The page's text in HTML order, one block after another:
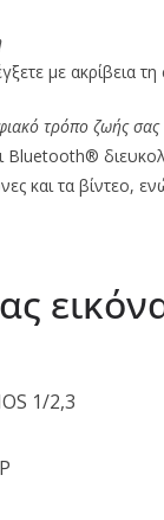
με ακρίβεια
τρόπο ζωής σας
Bluetooth®
και τα βίντεο,
1/2,3